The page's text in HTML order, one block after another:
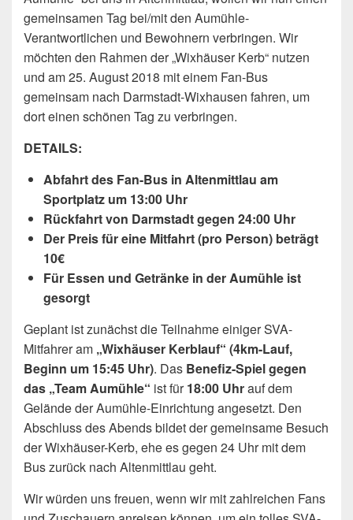
gemeinsamen Tag bei/mit den Aumühle-
Verantwortlichen und Bewohnern verbringen. Wir
möchten den Rahmen der „Wixhäuser Kerb“ nutzen
und am 25. August 2018 mit einem Fan-Bus
gemeinsam nach Darmstadt-Wixhausen fahren, um
dort einen schönen Tag zu verbringen.
DETAILS:
Abfahrt des Fan-Bus in Altenmittlau am
Sportplatz um 13:00 Uhr
Rückfahrt von Darmstadt gegen 24:00 Uhr
Der Preis für eine Mitfahrt (pro Person) beträgt
10€
Für Essen und Getränke in der Aumühle ist
gesorgt
Geplant ist zunächst die Teilnahme einiger SVA-
Mitfahrer am „Wixhäuser Kerblauf“ (4km-Lauf,
Beginn um 15:45 Uhr). Das Benefiz-Spiel gegen
das „Team Aumühle“ ist für18:00 Uhrauf dem
Gelände der Aumühle-Einrichtung angesetzt. Den
Abschluss des Abends bildet der gemeinsame Besuch
der Wixhäuser-Kerb, ehe es gegen 24 Uhr mit dem
Bus zurück nach Altenmittlau geht.
Wir würden uns freuen, wenn wir mit zahlreichen Fans